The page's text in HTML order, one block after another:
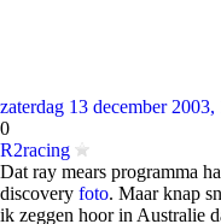
zaterdag 13 december
0
R2racing
Dat ray mears programma
discovery foto. Maar knap
ik zeggen hoor in Australie